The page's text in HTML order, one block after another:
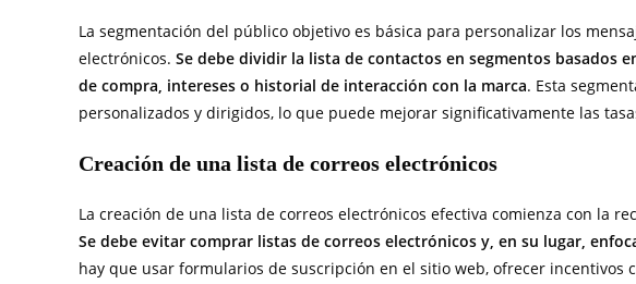
La segmentación del público objetivo es básica para personalizar los
electrónicos. Se debe dividir la lista de contactos en segmentos basados
de compra, intereses o historial de interacción con la marca. Esta
personalizados y dirigidos, lo que puede mejorar significativamente las
Creación de una lista de correos electrónicos
La creación de una lista de correos electrónicos efectiva comienza con la
Se debe evitar comprar listas de correos electrónicos y, en su lugar,
hay que usar formularios de suscripción en el sitio web, ofrecer incentivos